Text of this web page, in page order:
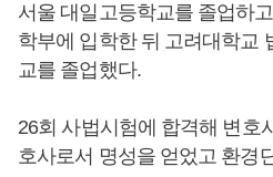
서울 대일고등학교를 졸업하
학부에 입학한 뒤 고려대학교
교를 졸업했다.
26회 사법시험에 합격해 변호
호사로서 명성을 얻었고 환경